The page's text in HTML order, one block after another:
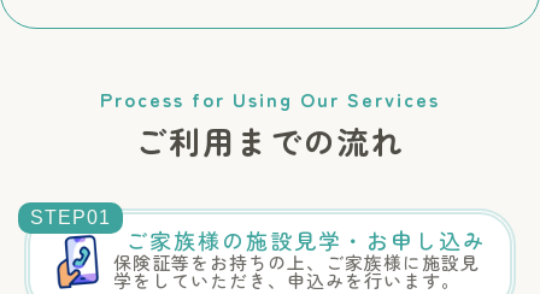
Process for Using Our Services
ご利用までの流れ
STEP01
ご家族様の施設見学・お申し込み
保険証等をお持ちの上、ご家族様に施設見
学をしていただき、申込みを行います。